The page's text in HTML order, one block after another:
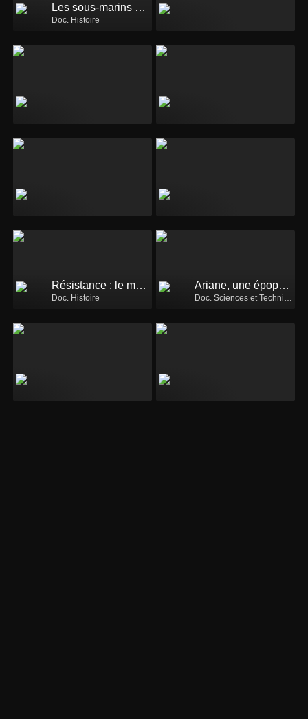
Les sous-marins de la France libre
Doc. Histoire
Résistance : le maquis de l'Ain
Doc. Histoire
Ariane, une épopée spatiale
Doc. Sciences et Techniques